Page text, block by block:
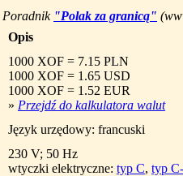
Poradnik "Polak za granicą"
Opis
1000 XOF = 7.15 PLN
1000 XOF = 1.65 USD
1000 XOF = 1.52 EUR
» Przejdź do kalkulatora walut
Język urzędowy: francuski
230 V; 50 Hz
wtyczki elektryczne: typ C, typ